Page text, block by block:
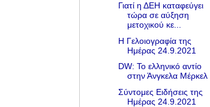
Γιατί η ΔΕΗ καταφεύγει
τώρα σε αύξηση
μετοχικού κε...
Η Γελοιογραφία της
Ημέρας 24.9.2021
DW: Το ελληνικό αντίο
στην Άνγκελα Μέρκελ
Σύντομες Ειδήσεις της
Ημέρας 24.9.2021